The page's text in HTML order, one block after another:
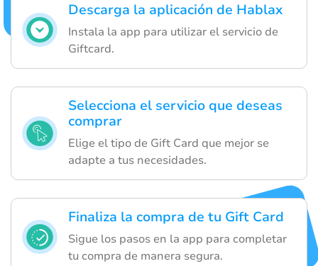
Descarga la aplicación de Hablax
Instala la app para utilizar el servicio de
Giftcard.
Selecciona el servicio que deseas
comprar
Elige el tipo de Gift Card que mejor se
adapte a tus necesidades.
Finaliza la compra de tu Gift Card
Sigue los pasos en la app para completar
tu compra de manera segura.